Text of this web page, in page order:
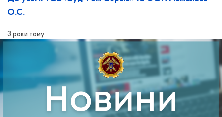
О.С.
3 роки тому